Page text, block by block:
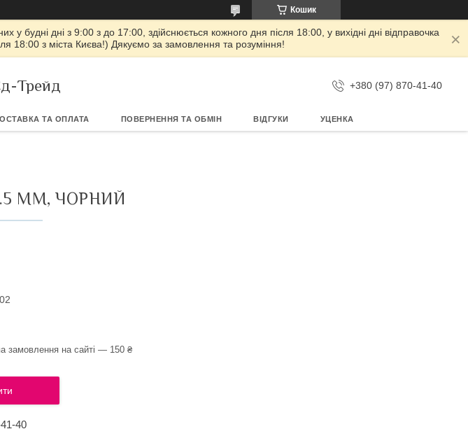
Кошик
будні дні з 9:00 з до 17:00, здійснюється кожного дня після 18:00, у вихідні дні відправочка
18:00 з міста Києва!) Дякуємо за замовлення та розуміння!
Трейд +380 (97) 870-41-40
ТА ОПЛАТА ПОВЕРНЕННЯ ТА ОБМІН ВІДГУКИ УЦЕНКА
ММ, ЧОРНИЙ
замовлення на сайті — 150 ₴
40